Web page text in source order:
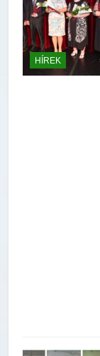
HÍREK